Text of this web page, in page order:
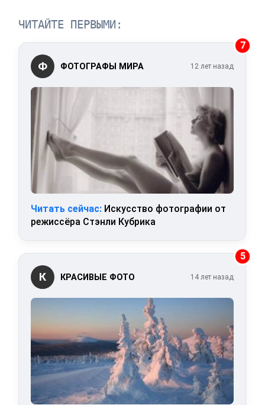
ЧИТАЙТЕ ПЕРВЫМИ:
7
Ф ФОТОГРАФЫ МИРА 12 лет назад
Читать сейчас: Искусство фотографии от
режиссёра Стэнли Кубрика
5
К КРАСИВЫЕ ФОТО 14 лет назад